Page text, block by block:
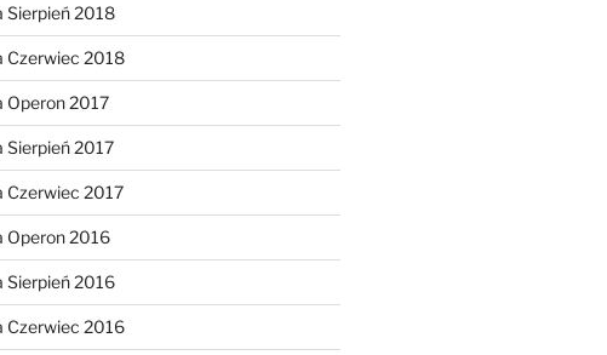
Sierpień 2018
Czerwiec 2018
Operon 2017
Sierpień 2017
Czerwiec 2017
Operon 2016
Sierpień 2016
Czerwiec 2016